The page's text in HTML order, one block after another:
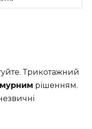
Трикотажний
рішенням.